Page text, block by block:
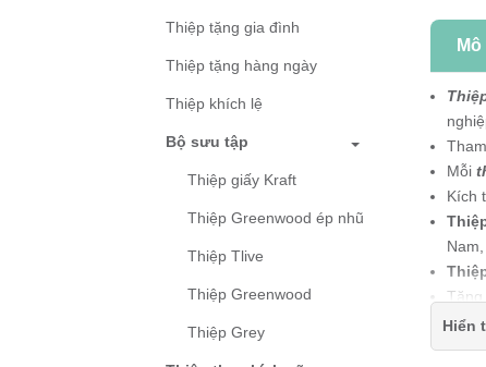
Thiệp tặng gia đình
Thiệp tặng hàng ngày
Thiệp khích lệ
Bộ sưu tập
Thiệp giấy Kraft
Thiệp Greenwood ép nhũ
Thiệp Tlive
Thiệp Greenwood
Thiệp Grey
Mô
Mỗi
Kích
Tặng
trợ
Hiển